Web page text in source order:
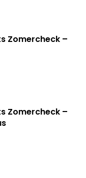
Zomercheck –
Zomercheck –